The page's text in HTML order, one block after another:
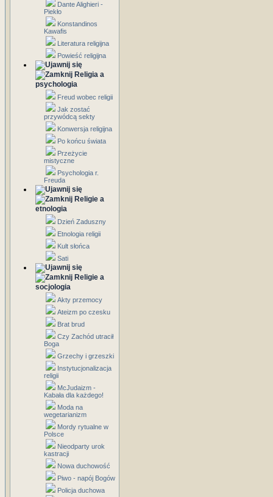
Dante Alighieri -
Piekło
Konstandinos
Kawafis
Literatura religijna
Powieść religijna
Religia a
psychologia
Freud wobec religii
Jak zostać
przywódcą sekty
Konwersja religijna
Po końcu świata
Przeżycie
mistyczne
Psychologia r.
Freuda
Religie a
etnologia
Dzień Zaduszny
Etnologia religii
Kult słońca
Sati
Religie a
socjologia
Akty przemocy
Ateizm po czesku
Brat brud
Czy Zachód utracił
Boga
Grzechy i grzeszki
Instytucjonalizacja
religii
McJudaizm -
Kabała dla każdego!
Moda na
wegetarianizm
Mordy rytualne w
Polsce
Nieodparty urok
kastracji
Nowa duchowość
Piwo - napój Bogów
Policja duchowa